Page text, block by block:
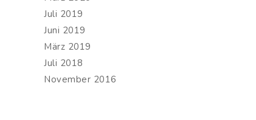
Juli 2019
Juni 2019
März 2019
Juli 2018
November 2016